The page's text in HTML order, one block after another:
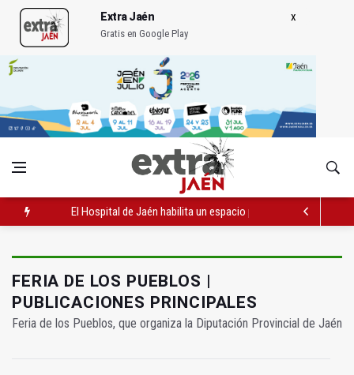
Extra Jaén
Gratis en Google Play
Turjaén exige rectificar al alcalde de Sevilla por
FERIA DE LOS PUEBLOS |
PUBLICACIONES PRINCIPALES
Feria de los Pueblos, que organiza la Diputación Provincial de Jaén